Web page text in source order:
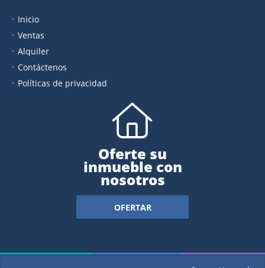
Inicio
Ventas
Alquiler
Contáctenos
Políticas de privacidad
Oferte su
inmueble con
nosotros
OFERTAR